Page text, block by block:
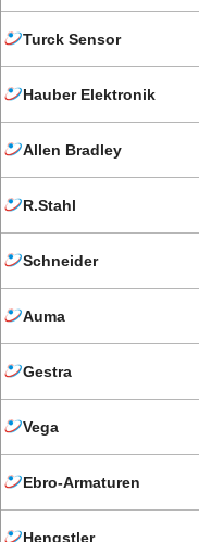
Turck Sensor
Hauber Elektronik
Allen Bradley
R.Stahl
Schneider
Auma
Gestra
Vega
Ebro-Armaturen
Hengstler